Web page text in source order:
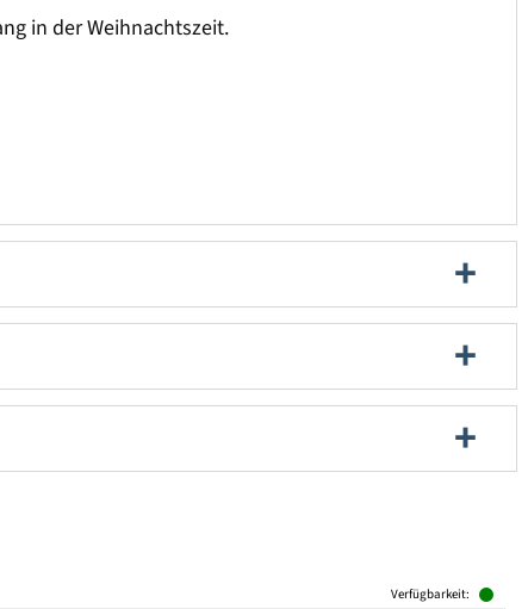
in der Weihnachtszeit.
Verfügbarkeit: